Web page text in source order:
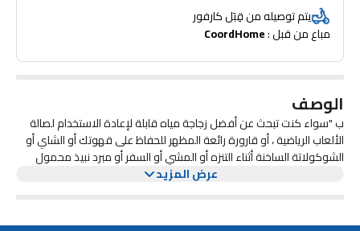
يتم توصيله من قِبَل كارفور
مباع من قبل : CoordHome
الوصف
ب "سواء كنت تبحث عن أفضل زجاجة مياه قابلة لإعادة الاستخدام لصالة
الألعاب الرياضية ، أو قارورة رائعة المظهر للحفاظ على قهوتك أو الشاي أو
الشوكولاتة الساخنة أثناء التنزه أو المشي أو السفر أو مبرد نبيذ محمول
للحفاظ على صحتك نبيذ بارد لنزهة صيفية بطيئة ، يمكن أن يعمل
ستيل بتصميم مدمج وخفيف الوزن. لها غطاء محكم يناسب بشكل مثالي
عرض المزيد